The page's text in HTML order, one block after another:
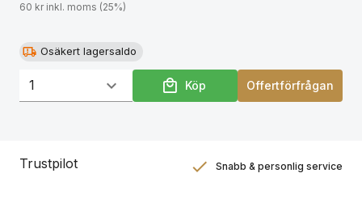
60 kr inkl. moms (25%)
Osäkert lagersaldo
Köp Offertförfrågan
Trustpilot Snabb & personlig service